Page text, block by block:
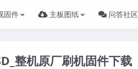
固件 主板图纸 问答社区
整机原厂刷机固件下载